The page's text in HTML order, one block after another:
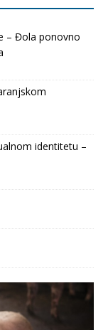
– Đola ponovno
identitetu –